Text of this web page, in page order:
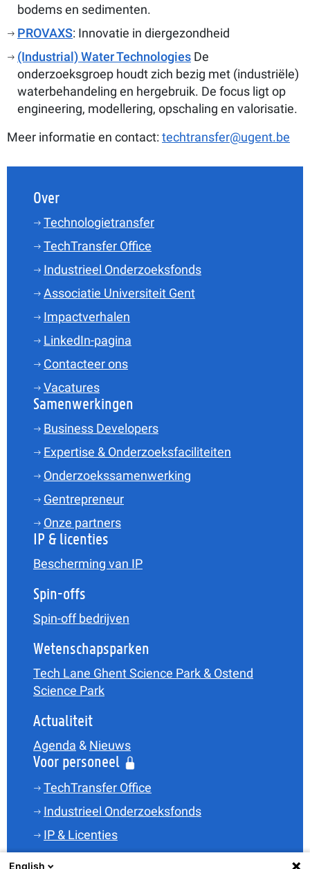
bodems en sedimenten.
PROVAXS: Innovatie in diergezondheid
(Industrial)Water Technologies De
onderzoeksgroep houdt zich bezig met (industriële)
waterbehandeling en hergebruik. De focus ligt op
engineering, modellering, opschaling en valorisatie.
Meer informatie en contact: techtransfer@ugent.be
Over
Technologietransfer
TechTransfer Office
Industrieel Onderzoeksfonds
Associatie Universiteit Gent
Impactverhalen
LinkedIn-pagina
Contacteer ons
Vacatures
Samenwerkingen
Business Developers
Expertise & Onderzoeksfaciliteiten
Onderzoekssamenwerking
Gentrepreneur
Onze partners
IP & licenties
Bescherming van IP
Spin-offs
Spin-off bedrijven
Wetenschapsparken
Tech Lane Ghent Science Park & Ostend
Science Park
Actualiteit
Agenda & Nieuws
Voor personeel
TechTransfer Office
Industrieel Onderzoeksfonds
IP & Licenties
English